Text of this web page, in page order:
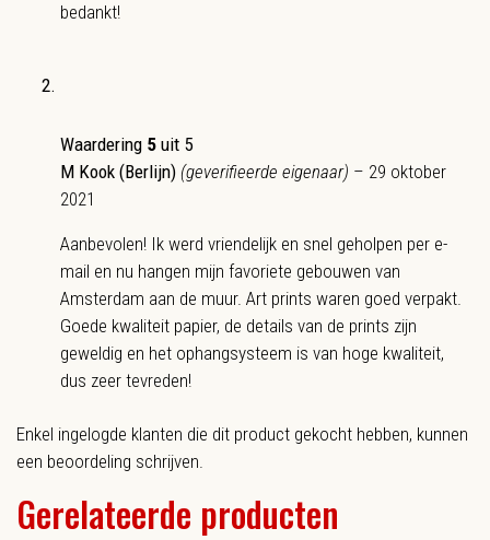
bedankt!
Waardering 5 uit 5
M Kook (Berlijn) (geverifieerde eigenaar) – 29 oktober
2021
Aanbevolen! Ik werd vriendelijk en snel geholpen per e-
mail en nu hangen mijn favoriete gebouwen van
Amsterdam aan de muur. Art prints waren goed verpakt.
Goede kwaliteit papier, de details van de prints zijn
geweldig en het ophangsysteem is van hoge kwaliteit,
dus zeer tevreden!
Enkel ingelogde klanten die dit product gekocht hebben, kunnen
een beoordeling schrijven.
Gerelateerde producten